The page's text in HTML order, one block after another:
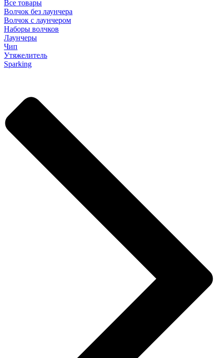
Все товары
Волчок без лаунчера
Волчок с лаунчером
Наборы волчков
Лаунчеры
Чип
Утяжелитель
Sparking